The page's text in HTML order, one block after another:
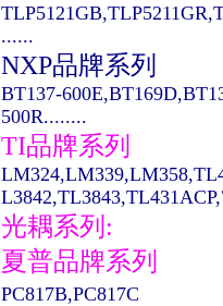
......
NXP品牌系列
BT137-
500R........
TI品牌系列
光耦系列:
夏普品牌系列
PC817B,PC817C